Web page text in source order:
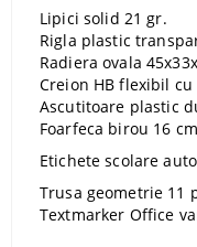
Lipici solid 21 gr.
Rigla plastic
Radiera ovala
Creion HB flexibil
Ascutitoare plastic
Foarfeca birou 16 cm
Etichete scolare
Trusa geometrie 11
Textmarker Office